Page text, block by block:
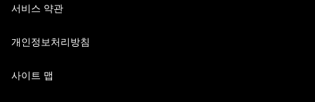
서비스 약관
개인정보처리방침
사이트 맵